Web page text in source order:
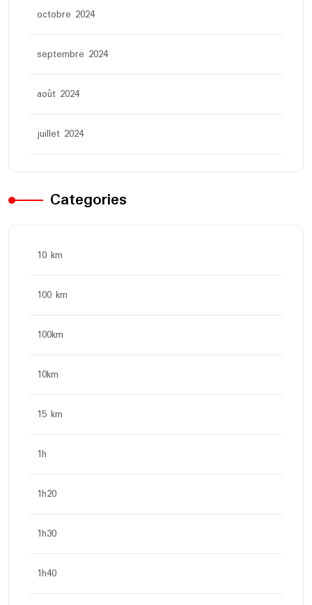
octobre 2024
septembre 2024
août 2024
juillet 2024
Categories
10 km
100 km
100km
10km
15 km
1h
1h20
1h30
1h40